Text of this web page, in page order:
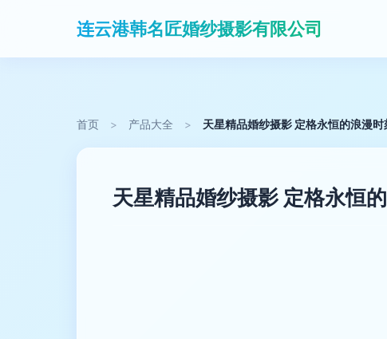
连云港韩名匠婚纱摄影有限公司
首页 > 产品大全 > 天星精品婚纱摄影 定格永恒的浪漫时
天星精品婚纱摄影 定格永恒